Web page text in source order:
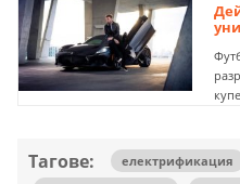
купе
Тагове: електрификация